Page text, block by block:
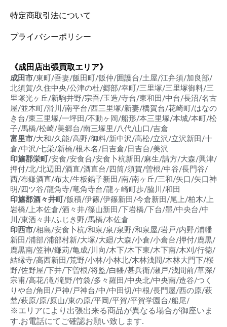
特定商取引法について
プライバシーポリシー
《成田店出張買取エリア》
成田市/東町/吾妻/飯田町/飯仲/囲護台/土屋/江弁須/加良部/
北須賀/久住中央/公津の杜/郷部/幸町/三里塚/三里塚御料/三
里塚光ヶ丘/新駒井野/宗吾/玉造/寺台/東和田/中台/長沼/名古
屋/並木町/滑川/南平台/西三里塚/新妻/橋賀台/花崎町/はなの
き台/東三里塚/一坪田/不動ヶ岡/船形/本三里塚/本城/本町/松
子/馬橋/松崎/美郷台/南三塚里/八代/山口/吉倉
富里市/大和/久能/高野/御料/新中沢/高松/立沢/立沢新田/十
倉/中沢/七栄/新橋/根木名/日吉倉/日吉台/美沢
印旛郡栄町/安食/安食台/安食卜杭新田/麻生/請方/大森/興津/
押付/北/北辺田/酒直/酒直台/四筒/須賀/曽根/中谷/長門谷/
西/布鎌酒直/布太/生板鍋子新田/南/南ヶ丘/三和/矢口/矢口神
明/四ツ谷/龍角寺/竜角寺台/龍ヶ崎町歩/脇川/和田
印旛郡酒々井町/飯積/伊篠/伊篠新田/今倉新田/尾上/柏木/上
岩橋/上本佐倉/酒々井/篠山新田/下岩橋/下台/墨/中央台/中
川/東酒々井/ふじき野/馬橋/本佐倉
印西市/相島/安食卜杭/和泉/泉/泉野/和泉屋/岩戸/内野/浦幡
新田/浦部/浦部村新/大塚/大廻/大森/小倉/小倉台/押付/鹿黒/
鹿黒南/笠神/鎌苅/亀成/川向/木下/木下東/木下南/木刈/行徳/
結縁寺/高西新田/荒野/小林/小林北/木林浅間/木林大門下/桜
野/佐野屋/下井/下曽根/将監/白幡/甚兵衛/瀬戸/浅間前/草深/
宗甫/高花/滝/滝野/竹袋/多々羅田/中央北/中央南/造谷/つく
りや台/角田/戸神/戸神台/中/中田切/中根/長門屋/西の原/萩
埜/萩原/原/原山/東の原/平岡/平賀/平賀学園台/船尾/
※エリアにより出張出来る商品が異なる場合が御座いま
す.お電話にてご確認お願い致します.